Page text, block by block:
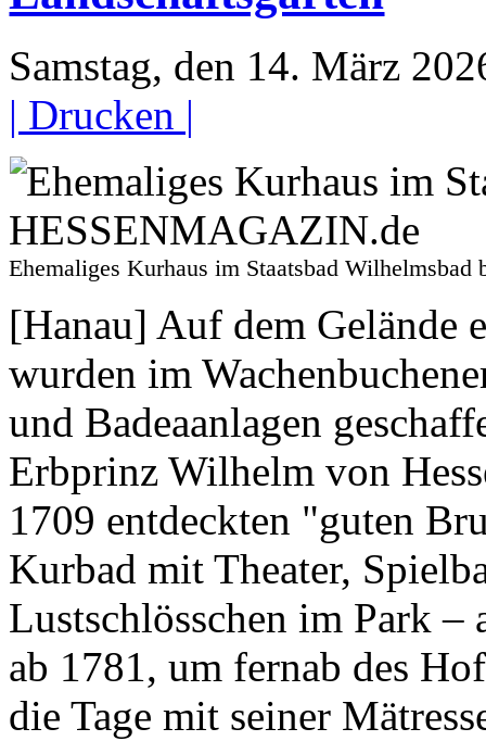
Samstag, den 14. März
| Drucken |
Ehemaliges Kurhaus im Staatsbad
[Hanau] Auf dem Gelände
wurden im
und Badeaanlagen
Erbprinz Wilhelm von
1709 entdeckten "guten
Kurbad mit Theater,
Lustschlösschen im Park –
ab 1781, um fernab des
die Tage mit seiner